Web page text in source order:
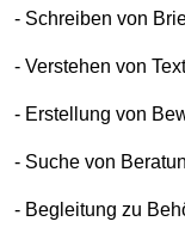
- Schreiben von
- Verstehen von
- Erstellung von
- Suche von
- Begleitung zu